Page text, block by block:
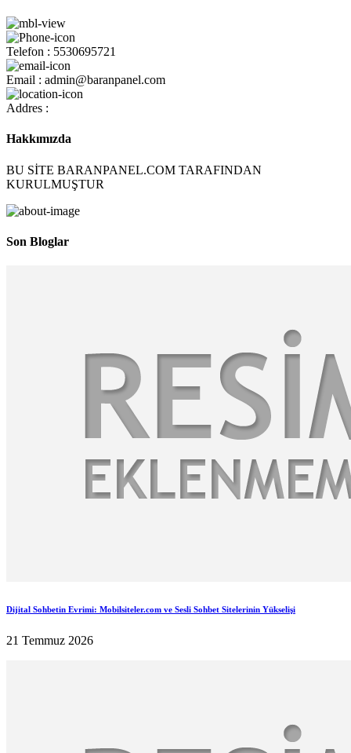
Telefon : 5530695721
Email : admin@baranpanel.com
Addres :
Hakkımızda
BU SİTE BARANPANEL.COM TARAFINDAN
KURULMUŞTUR
Son Bloglar
Dijital Sohbetin Evrimi: Mobilsiteler.com ve Sesli Sohbet Sitelerinin Yükselişi
21 Temmuz 2026